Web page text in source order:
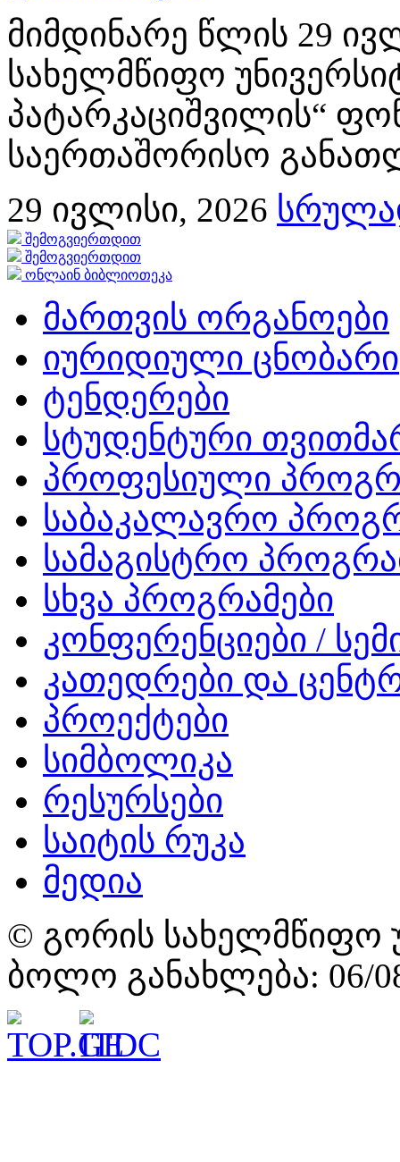
მიმდინარე წლის 29
სახელმწიფო
პატარკაციშვილის“
საერთაშორისო
29 ივლისი, 2026
შემოგვიერთდით
შემოგვიერთდით
ონლაინ ბიბლიოთეკა
მართვის ორგანოები
იურიდიული ცნობარი
ტენდერები
სტუდენტური
პროფესიული
საბაკალავრო
სამაგისტრო
სხვა პროგრამები
კონფერენციები /
კათედრები და
პროექტები
სიმბოლიკა
რესურსები
საიტის რუკა
მედია
© გორის სახელმწიფო
ბოლო განახლება: 06/